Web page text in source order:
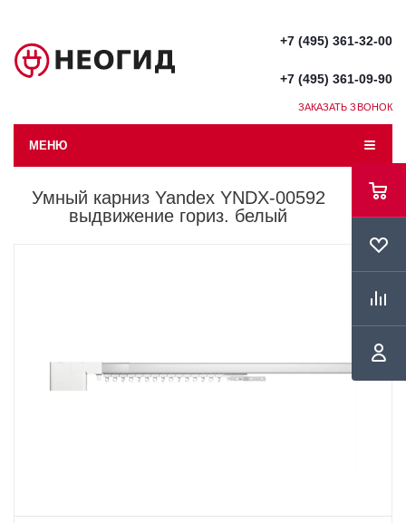
+7 (495) 361-32-00
+7 (495) 361-09-90
ЗАКАЗАТЬ ЗВОНОК
МЕНЮ
Умный карниз Yandex YNDX-00592
выдвижение гориз. белый